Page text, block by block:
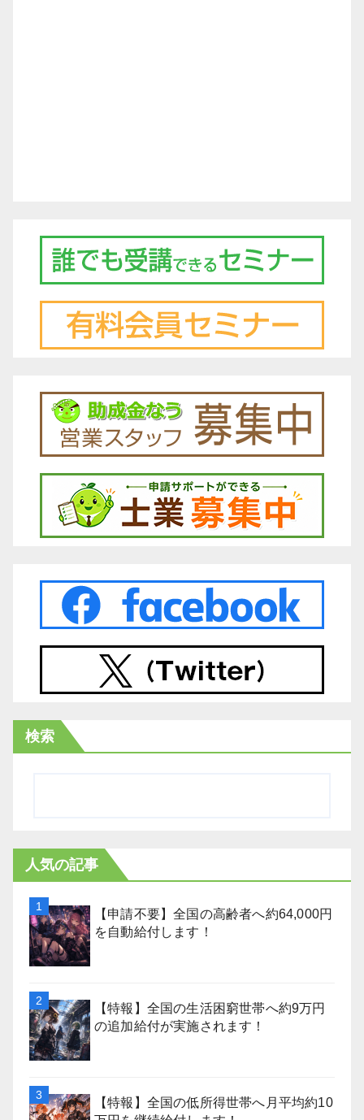
検索
人気の記事
【申請不要】全国の高齢者へ約64,000円
を自動給付します！
【特報】全国の生活困窮世帯へ約9万円
の追加給付が実施されます！
【特報】全国の低所得世帯へ月平均約10